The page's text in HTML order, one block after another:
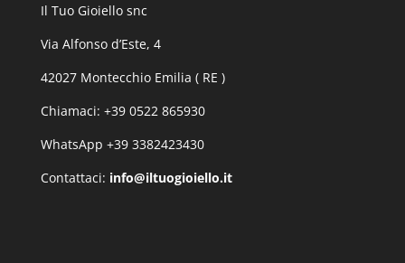
Il Tuo Gioiello snc
Via Alfonso d’Este, 4
42027 Montecchio Emilia ( RE )
Chiamaci: +39 0522 865930
WhatsApp +39 3382423430
Contattaci: info@iltuogioiello.it